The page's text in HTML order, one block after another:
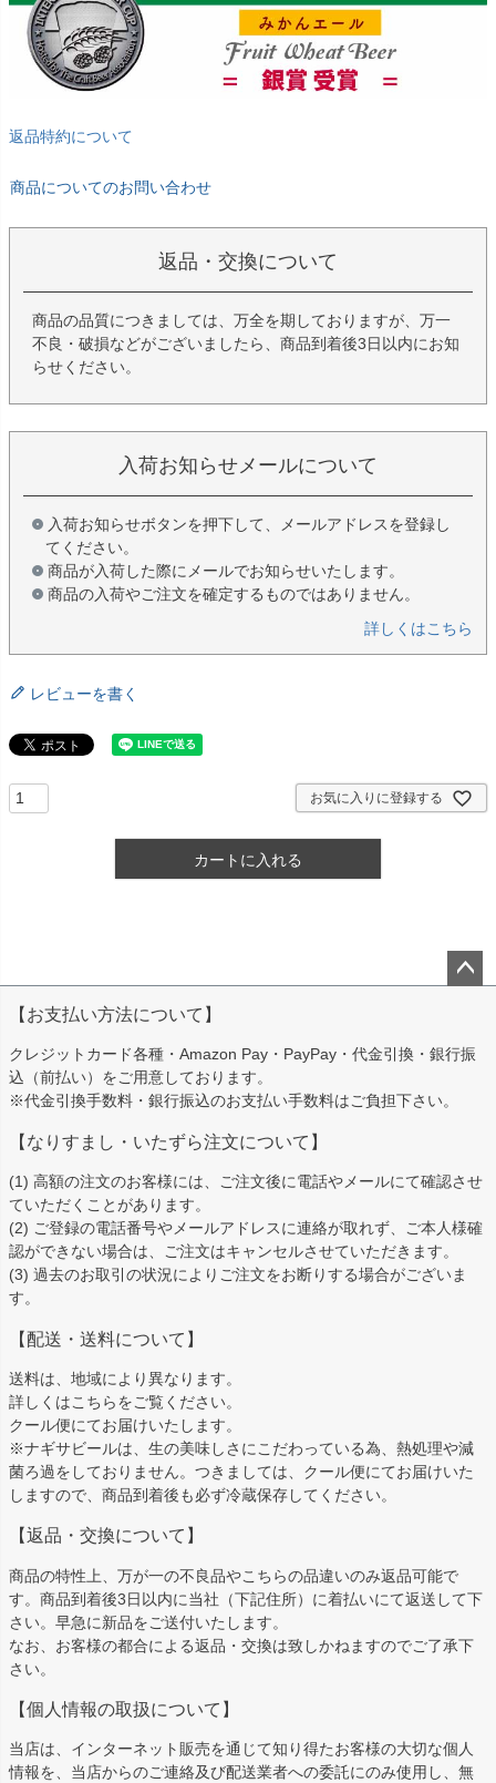
返品特約について
商品についてのお問い合わせ
返品・交換について
商品の品質につきましては、万全を期しておりますが、万一
不良・破損などがございましたら、商品到着後3日以内にお知
らせください。
入荷お知らせメールについて
入荷お知らせボタンを押下して、メールアドレスを登録し
てください。
商品が入荷した際にメールでお知らせいたします。
商品の入荷やご注文を確定するものではありません。
詳しくはこちら
レビューを書く
お気に入りに登録する
カートに入れる
ップ
【お支払い方法について】
クレジットカード各種・Amazon Pay・PayPay・代金引換・銀行振
込（前払い）をご用意しております。
※代金引換手数料・銀行振込のお支払い手数料はご負担下さい。
【なりすまし・いたずら注文について】
(1) 高額の注文のお客様には、ご注文後に電話やメールにて確認させ
ていただくことがあります。
(2) ご登録の電話番号やメールアドレスに連絡が取れず、ご本人様確
認ができない場合は、ご注文はキャンセルさせていただきます。
(3) 過去のお取引の状況によりご注文をお断りする場合がございま
す。
【配送・送料について】
送料は、地域により異なります。
詳しくはこちらをご覧ください。
クール便にてお届けいたします。
※ナギサビールは、生の美味しさにこだわっている為、熱処理や減
菌ろ過をしておりません。つきましては、クール便にてお届けいた
しますので、商品到着後も必ず冷蔵保存してください。
【返品・交換について】
商品の特性上、万が一の不良品やこちらの品違いのみ返品可能で
す。商品到着後3日以内に当社（下記住所）に着払いにて返送して下
さい。早急に新品をご送付いたします。
なお、お客様の都合による返品・交換は致しかねますのでご了承下
さい。
【個人情報の取扱について】
当店は、インターネット販売を通じて知り得たお客様の大切な個人
情報を、当店からのご連絡及び配送業者への委託にのみ使用し、無